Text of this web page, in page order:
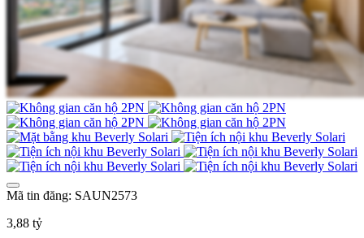
Mã tin đăng: SAUN2573
3,88 tỷ